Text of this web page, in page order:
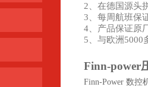
2 、在德国源
3 、每周航班保
4 、产品保证
5 、与欧洲 5000
Finn-power
Finn-Power 数控